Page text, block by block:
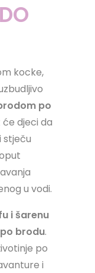
kocke,
po
djeci da
stječu
u vodi.
i šarenu
brodu.
po
i